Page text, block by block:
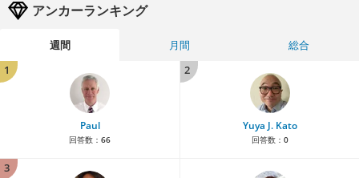
アンカーランキング
週間 月間
総合
1
Paul
回答数： 66
2
Yuya J. Kato
回答数： 0
3